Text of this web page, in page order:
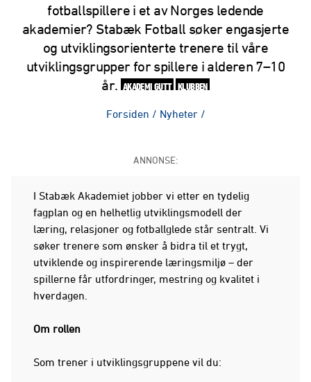
fotballspillere i et av Norges ledende
akademier? Stabæk Fotball søker engasjerte
og utviklingsorienterte trenere til våre
utviklingsgrupper for spillere i alderen 7–10
år. AKADEMI GUTT KLUBBEN
Forsiden / Nyheter /
ANNONSE:
I Stabæk Akademiet jobber vi etter en tydelig
fagplan og en helhetlig utviklingsmodell der
læring, relasjoner og fotballglede står sentralt. Vi
søker trenere som ønsker å bidra til et trygt,
utviklende og inspirerende læringsmiljø – der
spillerne får utfordringer, mestring og kvalitet i
hverdagen.
Om rollen
Som trener i utviklingsgruppene vil du: